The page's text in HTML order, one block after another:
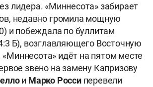
лидера. «Миннесота» забирает
недавно громила мощную
и побеждала по буллитам
Б), возглавляющего Восточную
идёт на пятом месте
звено на замену Капризову
и Марко Россиперевели